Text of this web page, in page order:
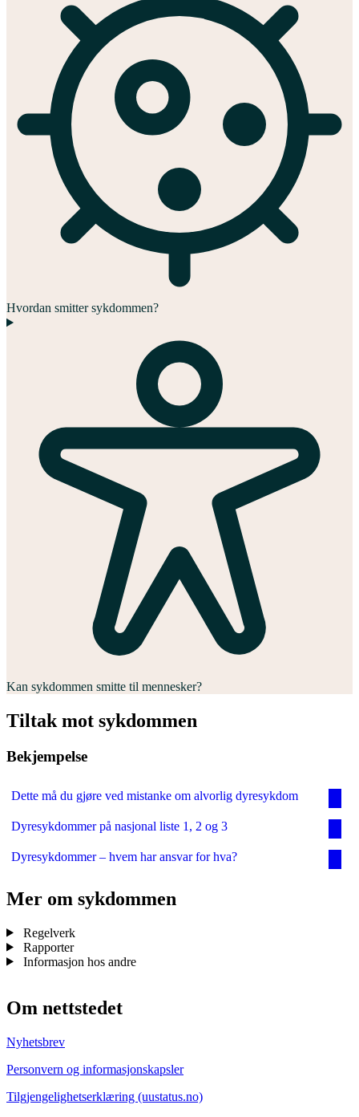
Hvordan smitter sykdommen?
Kan sykdommen smitte til mennesker?
Tiltak mot sykdommen
Bekjempelse
Dette må du gjøre ved mistanke om alvorlig dyresykdom
Dyresykdommer på nasjonal liste 1, 2 og 3
Dyresykdommer – hvem har ansvar for hva?
Mer om sykdommen
Regelverk
Rapporter
Informasjon hos andre
Om nettstedet
Nyhetsbrev
Personvern og informasjonskapsler
Tilgjengelighetserklæring (uustatus.no)